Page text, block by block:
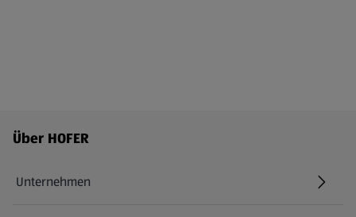
Fußzeilenmenü - weitere Links
Über HOFER
Unternehmen